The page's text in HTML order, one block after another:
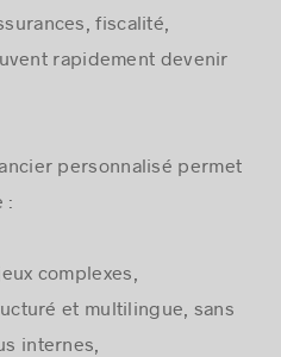
fiscalité,
rapidement devenir
personnalisé permet
:
complexes,
et multilingue, sans
internes,